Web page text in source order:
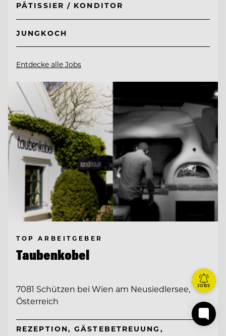
PÂTISSIER / KONDITOR
JUNGKOCH
Entdecke alle Jobs
TOP ARBEITGEBER
Taubenkobel
7081 Schützen bei Wien am Neusiedlersee,
Österreich
REZEPTION, GÄSTEBETREUUNG,
JOBS